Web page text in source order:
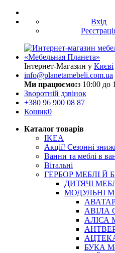
Вхід
Інтернет-Магазин у Києві
info@planetamebeli.com.ua
Ми працюємо:з 10:00 до
Зворотній дзвінок
+380 96 900 08 87
Кошик0
Каталог товарів
IKEA
Акції! Сезонні
Ванни та меблі в
Вітальні
ГЕРБОР МЕБЛІ Й
ДИТЯЧІ
МОДУЛЬНІ
АВІЛА
АЛІСА
БУКА